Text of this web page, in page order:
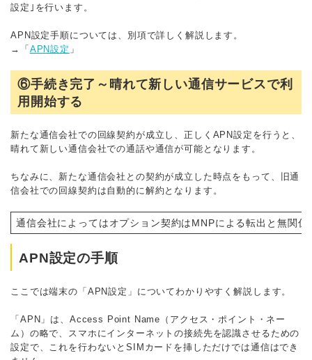
設定｣を行います。
APN設定手順については、別項で詳しく解説します。
→「 APN設定 」
⑥手続き完了～晴れて新しい通信サービスで利
用開始する
新たな通信会社での回線契約が成立し、正しくAPN設定を行うと、
晴れて新しい通信会社での通話や通信が可能となります。
ちなみに、新たな通信会社との契約が成立した時点をもって、旧通
信会社での回線契約は自動的に解約となります。
通信会社によってはオプション契約はMNPによる転出と無関
APN設定の手順
ここでは端末の「APN設定」についてわかりやすく解説します。
「APN」は、Access Point Name（アクセス・ポイント・ネー
ム）の略で、スマホにインターネットの接続先を認識させるための
設定で、これを行わないとSIMカードを挿しただけでは通信はでき